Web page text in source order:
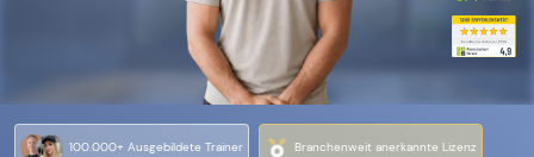
100.000+ Ausgebildete Trainer Branchenweit anerkannte Lizenz